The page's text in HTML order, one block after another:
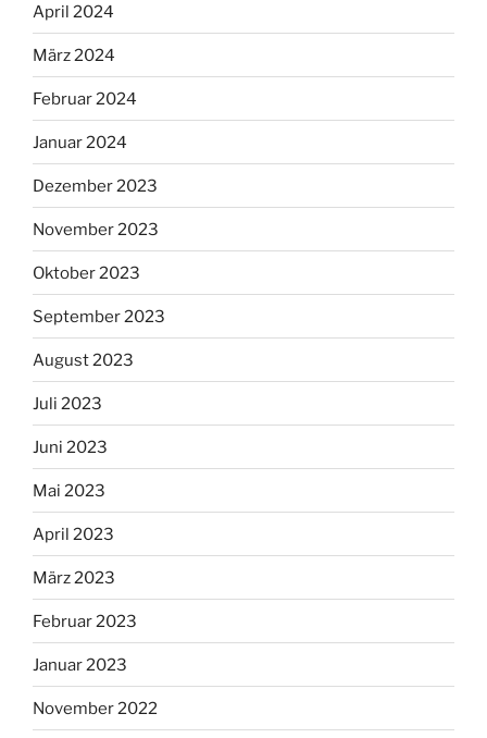
April 2024
März 2024
Februar 2024
Januar 2024
Dezember 2023
November 2023
Oktober 2023
September 2023
August 2023
Juli 2023
Juni 2023
Mai 2023
April 2023
März 2023
Februar 2023
Januar 2023
November 2022